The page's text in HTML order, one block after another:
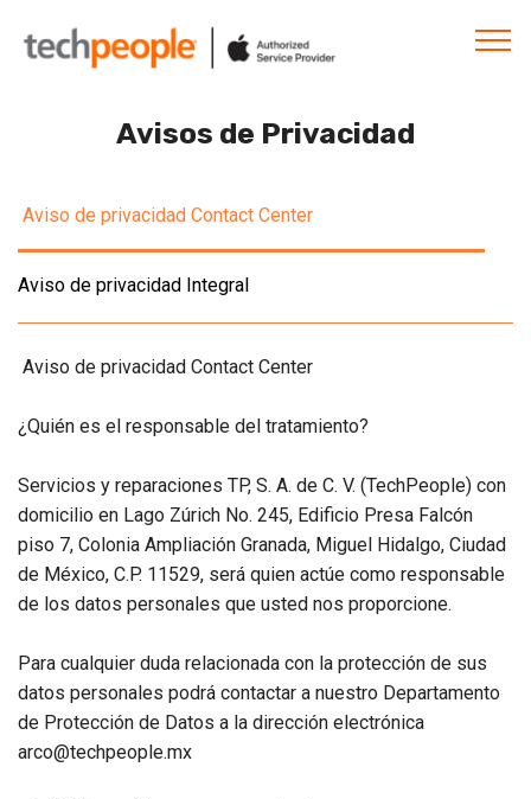
Avisos de Privacidad
Aviso de privacidad Contact Center
Aviso de privacidad Integral
Aviso de privacidad Contact Center
¿Quién es el responsable del tratamiento?
Servicios y reparaciones TP, S. A. de C. V. (TechPeople) con
domicilio en Lago Zúrich No. 245, Edificio Presa Falcón
piso 7, Colonia Ampliación Granada, Miguel Hidalgo, Ciudad
de México, C.P. 11529, será quien actúe como responsable
de los datos personales que usted nos proporcione.
Para cualquier duda relacionada con la protección de sus
datos personales podrá contactar a nuestro Departamento
de Protección de Datos a la dirección electrónica
arco@techpeople.mx